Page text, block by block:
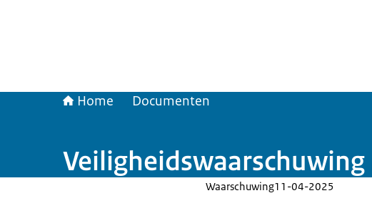
Home Documenten
Waarschuwing11-04-2025